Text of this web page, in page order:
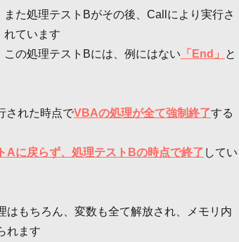
また処理テストBがその後、Callにより実行さ
れています
この処理テストBには、例にはない 「End」
と
された時点でVBAの処理が全て強制終了する
Aに戻らず、処理テストBの時点で終了 してい
はもちろん、変数も全て解放され、メモリ内
れます